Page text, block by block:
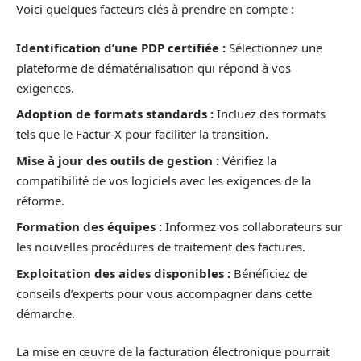
Voici quelques facteurs clés à prendre en compte :
Identification d’une PDP certifiée : Sélectionnez une
plateforme de dématérialisation qui répond à vos
exigences.
Adoption de formats standards : Incluez des formats
tels que le Factur-X pour faciliter la transition.
Mise à jour des outils de gestion : Vérifiez la
compatibilité de vos logiciels avec les exigences de la
réforme.
Formation des équipes : Informez vos collaborateurs sur
les nouvelles procédures de traitement des factures.
Exploitation des aides disponibles : Bénéficiez de
conseils d’experts pour vous accompagner dans cette
démarche.
La mise en œuvre de la facturation électronique pourrait